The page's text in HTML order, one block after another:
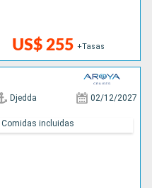
US$ 255 +Tasas
Djedda 02/12/2027
Comidas incluidas